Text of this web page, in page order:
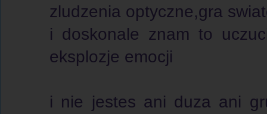
zludzenia optyczne,gra
i doskonale znam to
eksplozje emocji
i nie jestes ani duza ani